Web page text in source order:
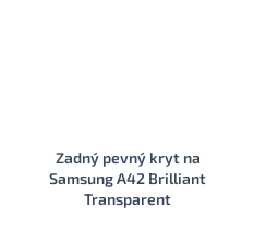
Zadný pevný kryt na
Samsung A42 Brilliant
Transparent